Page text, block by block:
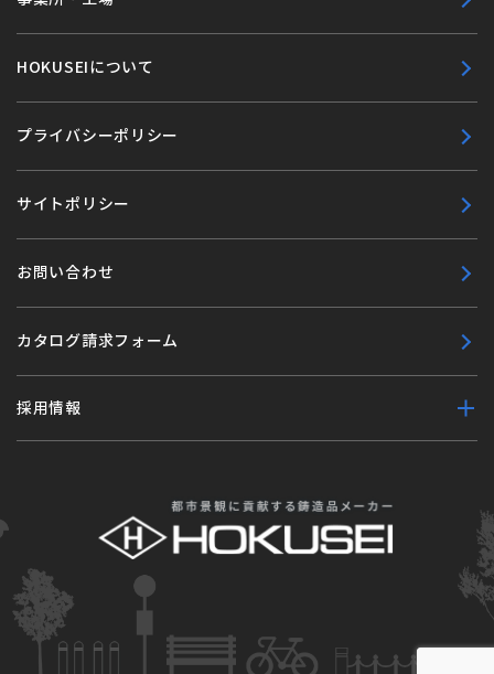
HOKUSEIについて
プライバシーポリシー
サイトポリシー
お問い合わせ
カタログ請求フォーム
採用情報